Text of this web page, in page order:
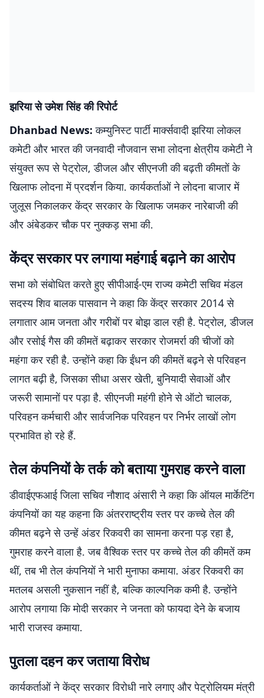
झरिया से उमेश सिंह की रिपोर्ट
Dhanbad News: कम्युनिस्ट पार्टी मार्क्सवादी झरिया लोकल
कमेटी और भारत की जनवादी नौजवान सभा लोदना क्षेत्रीय कमेटी ने
संयुक्त रूप से पेट्रोल, डीजल और सीएनजी की बढ़ती कीमतों के
खिलाफ लोदना में प्रदर्शन किया. कार्यकर्ताओं ने लोदना बाजार में
जुलूस निकालकर केंद्र सरकार के खिलाफ जमकर नारेबाजी की
और अंबेडकर चौक पर नुक्कड़ सभा की.
केंद्र सरकार पर लगाया महंगाई बढ़ाने का आरोप
सभा को संबोधित करते हुए सीपीआई-एम राज्य कमेटी सचिव मंडल
सदस्य शिव बालक पासवान ने कहा कि केंद्र सरकार 2014 से
लगातार आम जनता और गरीबों पर बोझ डाल रही है. पेट्रोल, डीजल
और रसोई गैस की कीमतें बढ़ाकर सरकार रोजमर्रा की चीजों को
महंगा कर रही है. उन्होंने कहा कि ईंधन की कीमतें बढ़ने से परिवहन
लागत बढ़ी है, जिसका सीधा असर खेती, बुनियादी सेवाओं और
जरूरी सामानों पर पड़ा है. सीएनजी महंगी होने से ऑटो चालक,
परिवहन कर्मचारी और सार्वजनिक परिवहन पर निर्भर लाखों लोग
प्रभावित हो रहे हैं.
तेल कंपनियों के तर्क को बताया गुमराह करने वाला
डीवाईएफआई जिला सचिव नौशाद अंसारी ने कहा कि ऑयल मार्केटिंग
कंपनियों का यह कहना कि अंतरराष्ट्रीय स्तर पर कच्चे तेल की
कीमत बढ़ने से उन्हें अंडर रिकवरी का सामना करना पड़ रहा है,
गुमराह करने वाला है. जब वैश्विक स्तर पर कच्चे तेल की कीमतें कम
थीं, तब भी तेल कंपनियों ने भारी मुनाफा कमाया. अंडर रिकवरी का
मतलब असली नुकसान नहीं है, बल्कि काल्पनिक कमी है. उन्होंने
आरोप लगाया कि मोदी सरकार ने जनता को फायदा देने के बजाय
भारी राजस्व कमाया.
पुतला दहन कर जताया विरोध
कार्यकर्ताओं ने केंद्र सरकार विरोधी नारे लगाए और पेट्रोलियम मंत्री